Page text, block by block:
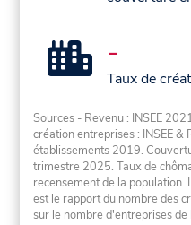
-
Taux de
Sources - Revenu : INSEE
création entreprises : INSEE
établissements 2019.
trimestre 2025. Taux de
recensement de la
est le rapport du nombre des
sur le nombre d'entreprises